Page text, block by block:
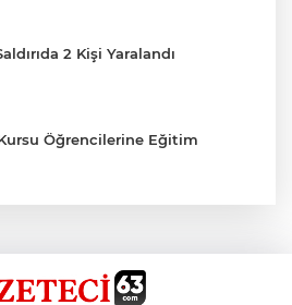
2 Kişi Yaralandı
Öğrencilerine Eğitim